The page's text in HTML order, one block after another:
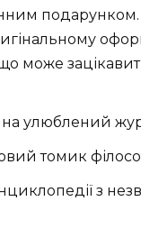
подарунком.
може
на улюблений
томик
з